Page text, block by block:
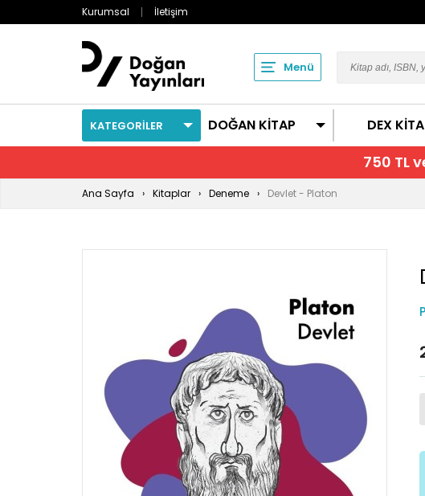
Kurumsal İletişim
Menü
KATEGORİLER DOĞAN KİTAP DEX
750 TL
Ana Sayfa Kitaplar Deneme Devlet - Platon